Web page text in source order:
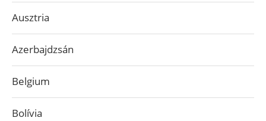
Ausztria
Azerbajdzsán
Belgium
Bolívia